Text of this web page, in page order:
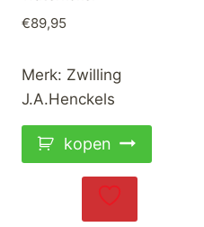
€89,95
Merk: Zwilling
J.A.Henckels
kopen